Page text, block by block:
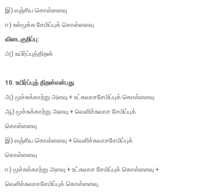
இ) எஞ்சிய கொள்ளளவு
ஈ) உள்மூச்சு சேமிப்புக் கொள்ளளவு
விடைகுறிப்பு:
அ) உயிர்ப்புத்திறன்
10. உயிர்ப்புத் திறன்என்பது
அ) மூச்சுக்காற்று அளவு + உட்சுவாசசேமிப்புக் கொள்ளளவு
ஆ) மூச்சுக்காற்று அளவு + வெளிச்சுவாச சேமிப்புக்
கொள்ளளவு
இ) எஞ்சிய கொள்ளளவு + வெளிச்சுவாசசேமிப்புக்
கொள்ளளவு
ஈ) மூச்சுக்காற்று அளவு + உட்சுவாச சேமிப்புக் கொள்ளளவு +
வெளிச்சுவாசசேமிப்புக் கொள்ளளவு.